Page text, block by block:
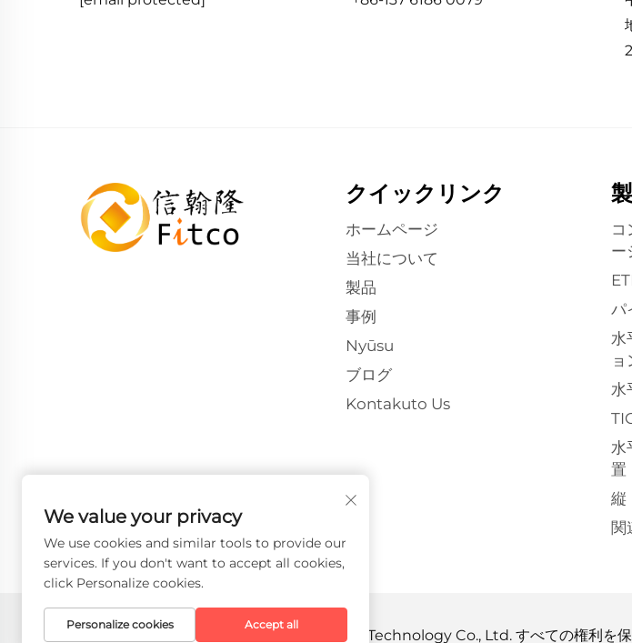
クイックリンク
ホームページ
当社について
製品
事例
Nyūsu
ブログ
Kontakuto Us
コ
ー
パ
水
ョ
水
水
置
縦
関
Copyright © 2026 Faith-Han Intelligent Technology Co., Ltd. すべての権利を
We value your privacy
We use cookies and similar tools to provide our
services. If you don't want to accept all cookies,
click Personalize cookies.
Personalize cookies Accept all